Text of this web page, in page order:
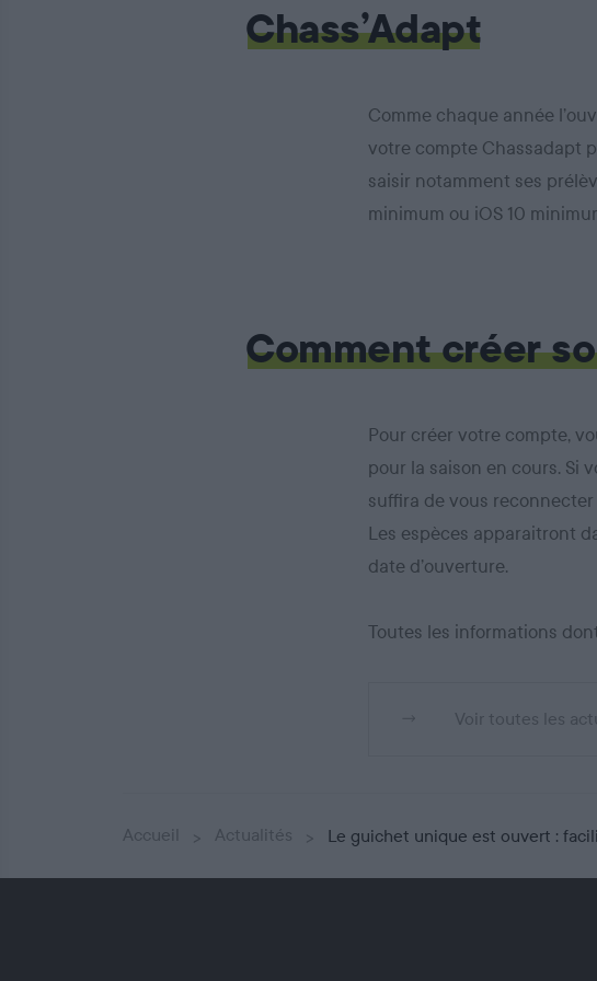
Chass’Adapt
Comme chaque année
votre compte Chassadapt
saisir notamment ses
minimum ou iOS 10
Comment créer
Pour créer votre compte,
pour la saison en cours. Si
suffira de vous
Les espèces apparaitront
date d’ouverture.
Toutes les informations
Voir toutes les
Accueil Actualités Le guichet unique est ouvert :